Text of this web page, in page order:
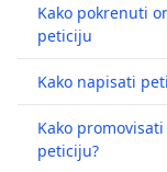
Kako pokrenuti
peticiju
Kako napisati
Kako promovisati
peticiju?